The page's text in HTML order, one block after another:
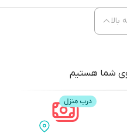
شما هستیم